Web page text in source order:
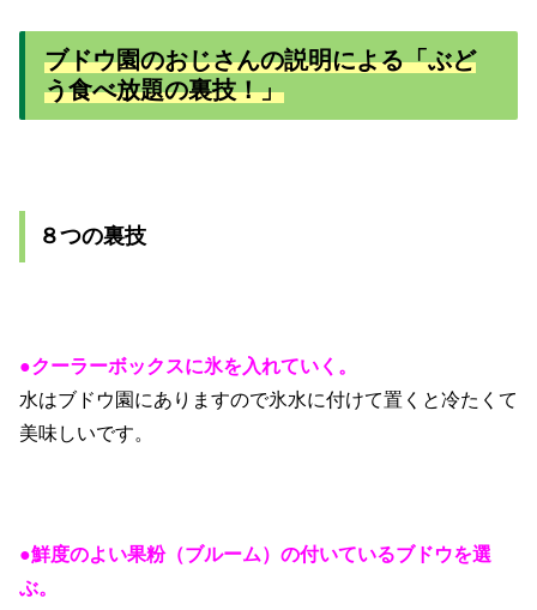
ブドウ園のおじさんの説明による「ぶど
う食べ放題の裏技！」
８つの裏技
●クーラーボックスに氷を入れていく。
水はブドウ園にありますので氷水に付けて置くと冷たくて
美味しいです。
●鮮度のよい果粉（ブルーム）の付いているブドウを選
ぶ。